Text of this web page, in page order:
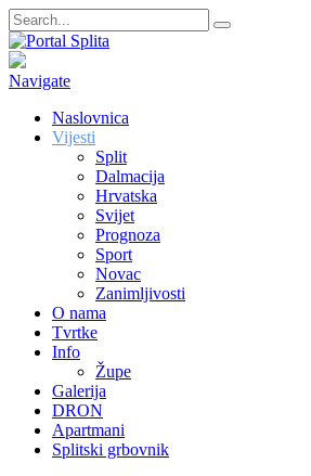
Navigate
Naslovnica
Vijesti
Split
Dalmacija
Hrvatska
Svijet
Prognoza
Sport
Novac
Zanimljivosti
O nama
Tvrtke
Info
Župe
Galerija
DRON
Apartmani
Splitski grbovnik